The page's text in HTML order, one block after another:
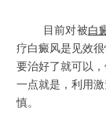
目前对被白
疗白癜风是见效
要治好了就可以
一点就是，利用
慎。